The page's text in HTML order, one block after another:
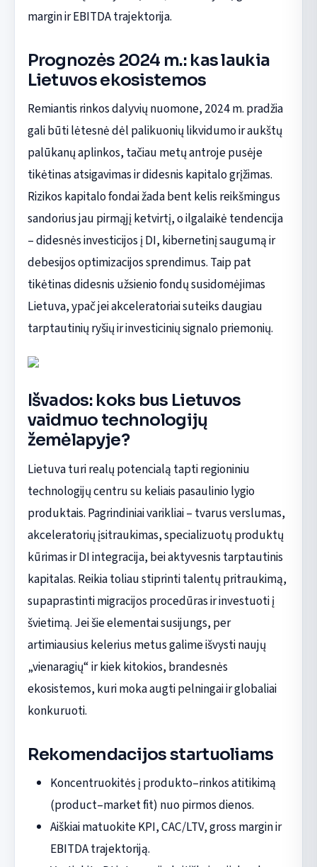
margin ir EBITDA trajektorija.
Prognozės 2024 m.: kas laukia
Lietuvos ekosistemos
Remiantis rinkos dalyvių nuomone, 2024 m. pradžia
gali būti lėtesnė dėl palikuonių likvidumo ir aukštų
palūkanų aplinkos, tačiau metų antroje pusėje
tikėtinas atsigavimas ir didesnis kapitalo grįžimas.
Rizikos kapitalo fondai žada bent kelis reikšmingus
sandorius jau pirmąjį ketvirtį, o ilgalaikė tendencija
– didesnės investicijos į DI, kibernetinį saugumą ir
debesijos optimizacijos sprendimus. Taip pat
tikėtinas didesnis užsienio fondų susidomėjimas
Lietuva, ypač jei akceleratoriai suteiks daugiau
tarptautinių ryšių ir investicinių signalo priemonių.
Išvados: koks bus Lietuvos
vaidmuo technologijų
žemėlapyje?
Lietuva turi realų potencialą tapti regioniniu
technologijų centru su keliais pasaulinio lygio
produktais. Pagrindiniai varikliai – tvarus verslumas,
akceleratorių įsitraukimas, specializuotų produktų
kūrimas ir DI integracija, bei aktyvesnis tarptautinis
kapitalas. Reikia toliau stiprinti talentų pritraukimą,
supaprastinti migracijos procedūras ir investuoti į
švietimą. Jei šie elementai susijungs, per
artimiausius kelerius metus galime išvysti naujų
„vienaragių“ ir kiek kitokios, brandesnės
ekosistemos, kuri moka augti pelningai ir globaliai
konkuruoti.
Rekomendacijos startuoliams
Koncentruokitės į produkto–rinkos atitikimą
(product–market fit) nuo pirmos dienos.
Aiškiai matuokite KPI, CAC/LTV, gross margin ir
EBITDA trajektoriją.